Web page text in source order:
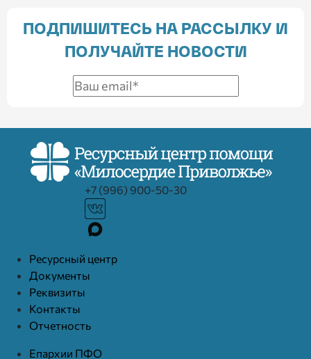
ПОДПИШИТЕСЬ НА РАССЫЛКУ И
ПОЛУЧАЙТЕ НОВОСТИ
+7 (996) 900-50-30
Ресурcный центр
Документы
Реквизиты
Контакты
Отчетность
Епархии ПФО